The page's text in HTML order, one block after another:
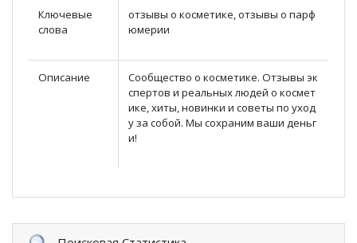
Ключевые
слова
отзывы о косметике, отзывы о парф
юмерии
Описание
Сообщество о косметике. Отзывы эк
спертов и реальных людей о космет
ике, хиты, новинки и советы по уход
у за собой. Мы сохраним ваши деньг
и!